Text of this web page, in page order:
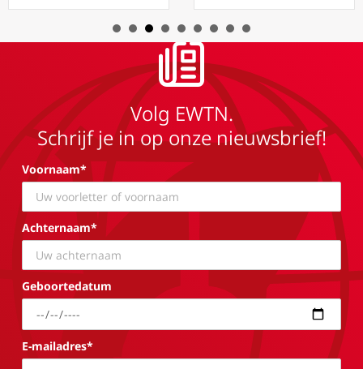
Volg EWTN.
Schrijf je in op onze nieuwsbrief!
Voornaam*
Achternaam*
Geboortedatum
E-mailadres*